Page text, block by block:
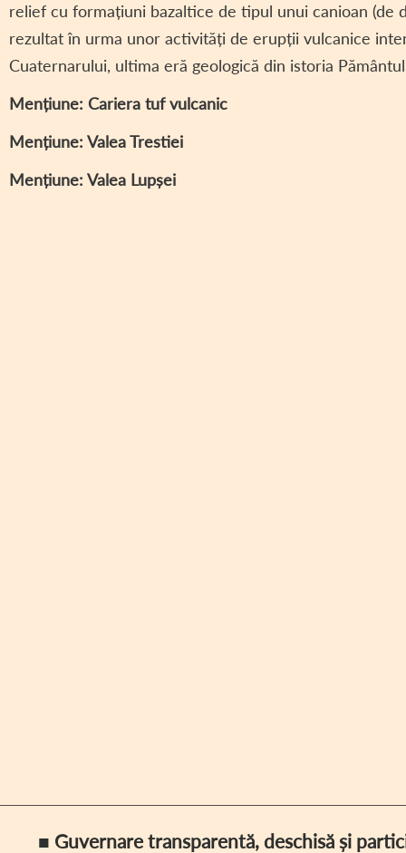
relief cu formațiuni bazaltice de tipul unui canioan (de
rezultat în urma unor activități de erupții vulcanice
Cuaternarului, ultima eră geologică din istoria
Mențiune: Cariera tuf vulcanic
Mențiune: Valea Trestiei
Mențiune: Valea Lupșei
■ Guvernare transparentă, deschisă și